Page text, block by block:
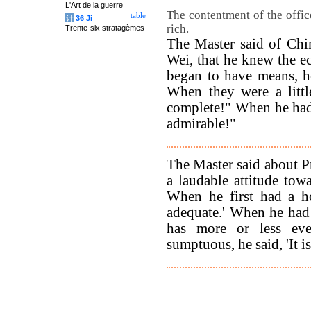
The contentment of the
rich.
The Master said of
Wei, that he knew the
began to have means,
When they were a
complete!" When he
admirable!"
The Master said about
a laudable attitude
When he first had a
adequate.' When he
has more or less
sumptuous, he said, 'It
L'Art de la guerre
table
计 36 Ji
Trente-six stratagèmes